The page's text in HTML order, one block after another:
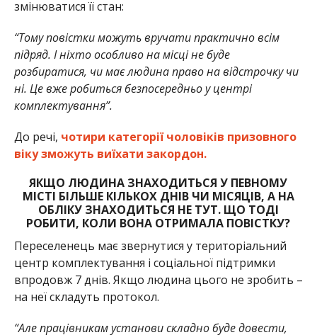
змінюватися її стан:
“Тому повістки можуть вручати практично всім
підряд. І ніхто особливо на місці не буде
розбиратися, чи має людина право на відстрочку чи
ні. Це вже робиться безпосередньо у центрі
комплектування”.
До речі, чотири категорії чоловіків призовного
віку зможуть виїхати закордон.
ЯКЩО ЛЮДИНА ЗНАХОДИТЬСЯ У ПЕВНОМУ
МІСТІ БІЛЬШЕ КІЛЬКОХ ДНІВ ЧИ МІСЯЦІВ, А НА
ОБЛІКУ ЗНАХОДИТЬСЯ НЕ ТУТ. ЩО ТОДІ
РОБИТИ, КОЛИ ВОНА ОТРИМАЛА ПОВІСТКУ?
Переселенець має звернутися у територіальний
центр комплектування і соціальної підтримки
впродовж 7 днів. Якщо людина цього не зробить –
на неї складуть протокол.
“Але працівникам установи складно буде довести,